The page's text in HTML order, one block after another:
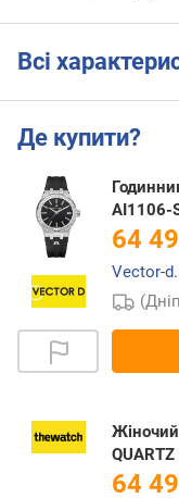
Всі
Де купити?
AI1106-
64
Vector-
Жіночий
64